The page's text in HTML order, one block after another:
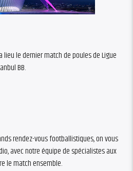
lieu le dernier match de poules de Ligue
BB.
rendez-vous footballistiques, on vous
avec notre équipe de spécialistes aux
le match ensemble.